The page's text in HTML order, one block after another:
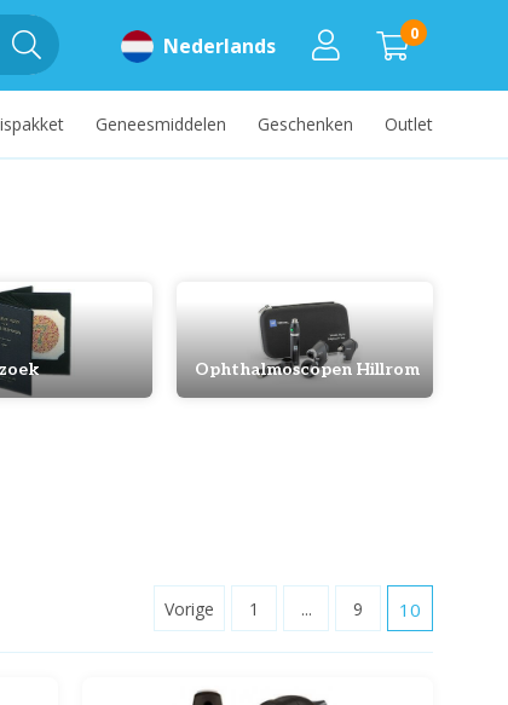
0
Nederlands
Geneesmiddelen Geschenken Outlet
Ophthalmoscopen Hillrom
Vorige 1 ... 9 10